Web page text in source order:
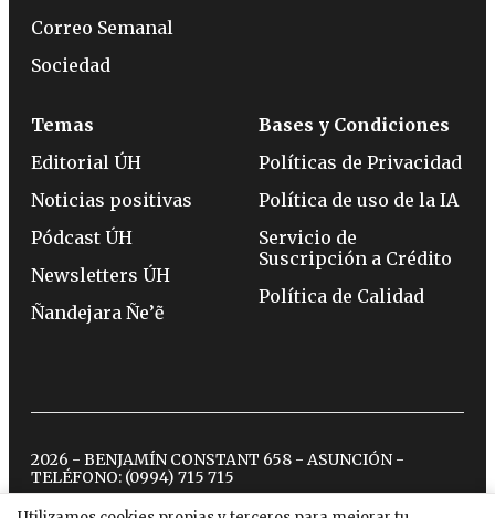
Correo Semanal
Sociedad
Temas
Editorial ÚH
Noticias positivas
Pódcast ÚH
Newsletters ÚH
Ñandejara Ñe’ẽ
Bases y Condiciones
Políticas de Privacidad
Política de uso de la IA
Servicio de
Suscripción a Crédito
Política de Calidad
2026 - BENJAMÍN CONSTANT 658 - ASUNCIÓN -
TELÉFONO: (0994) 715 715